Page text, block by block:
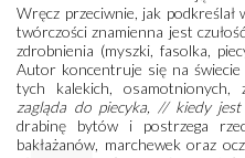
Wręcz przeciwnie, jak podkreślał
twórczości znamienna jest
zdrobnienia (myszki, fasolka,
Autor koncentruje się na świecie
tych kalekich, osamotnionych,
zagląda do piecyka, // kiedy
drabinę bytów i postrzega
bakłażanów, marchewek oraz